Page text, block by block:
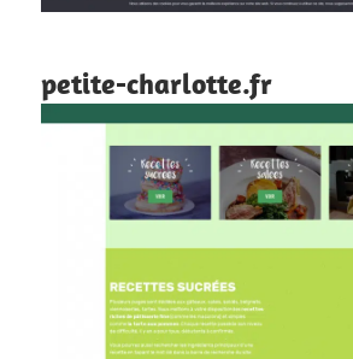
petite-charlotte.fr